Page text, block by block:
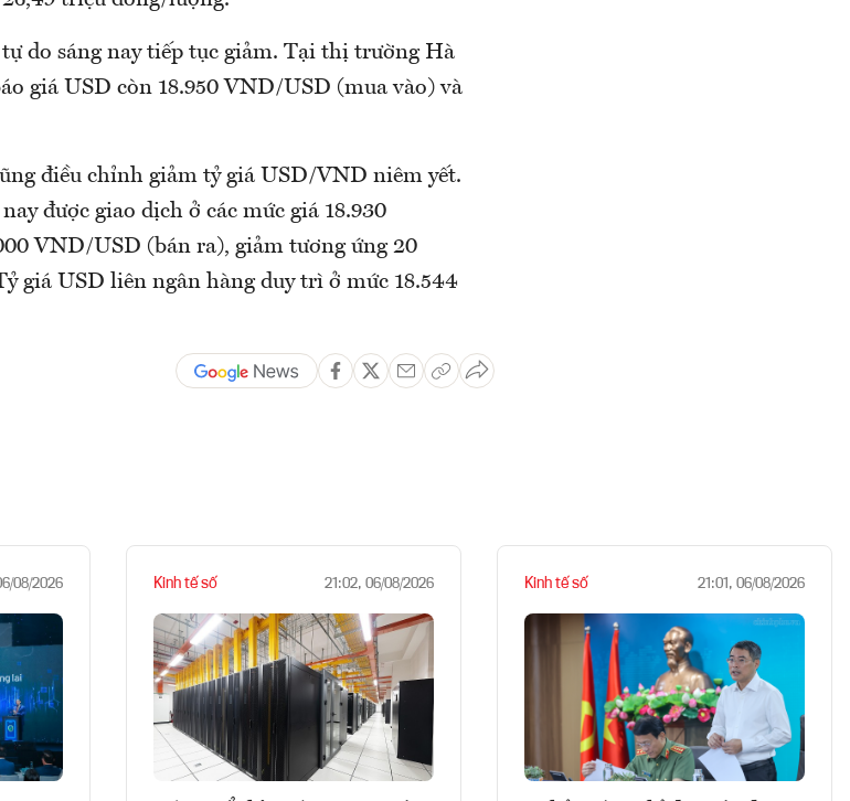
do sáng nay tiếp tục giảm. Tại thị trường Hà
giá USD còn 18.950 VND/USD (mua vào) và
điều chỉnh giảm tỷ giá USD/VND niêm yết.
được giao dịch ở các mức giá 18.930
VND/USD (bán ra), giảm tương ứng 20
giá USD liên ngân hàng duy trì ở mức 18.544
08/2026 Kinh tế số 21:02, 06/08/2026 Kinh tế số 21:01, 06/08/2026